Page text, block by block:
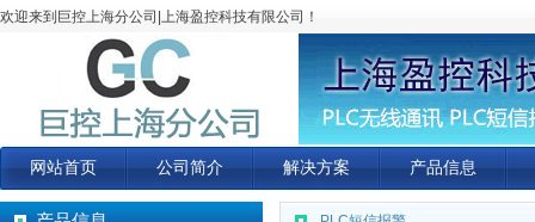
欢迎来到巨控上海分公司|上海盈控科技有限公司！
网站首页 公司简介 解决方案 产品信息